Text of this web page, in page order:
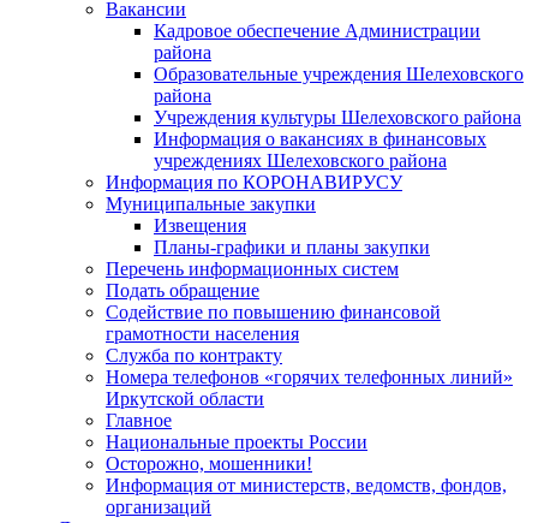
Вакансии
Кадровое обеспечение Администрации
района
Образовательные учреждения Шелеховского
района
Учреждения культуры Шелеховского района
Информация о вакансиях в финансовых
учреждениях Шелеховского района
Информация по КОРОНАВИРУСУ
Муниципальные закупки
Извещения
Планы-графики и планы закупки
Перечень информационных систем
Подать обращение
Содействие по повышению финансовой
грамотности населения
Служба по контракту
Номера телефонов «горячих телефонных линий»
Иркутской области
Главное
Национальные проекты России
Осторожно, мошенники!
Информация от министерств, ведомств, фондов,
организаций